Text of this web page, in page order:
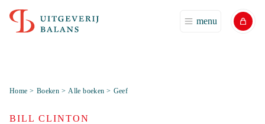
menu
Home > Boeken > Alle boeken > Geef
BILL CLINTON